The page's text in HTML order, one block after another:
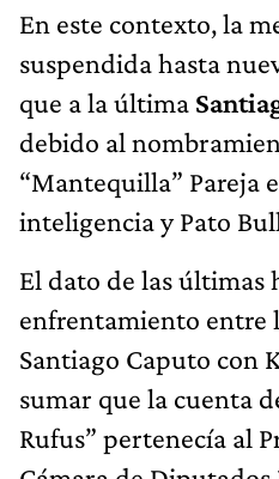
En este contexto, la
suspendida hasta
que a la última
debido al
“Mantequilla” Pareja
inteligencia y Pato
El dato de las últimas
enfrentamiento entre
Santiago Caputo con
sumar que la cuenta
Rufus” pertenecía al